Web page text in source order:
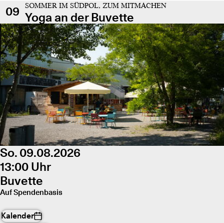
09
SOMMER IM SÜDPOL, ZUM MITMACHEN
Yoga an der Buvette
So. 09.08.2026
13:00 Uhr
Buvette
Auf Spendenbasis
Kalender